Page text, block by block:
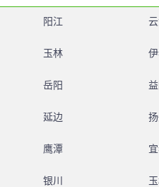
阳江
玉林
岳阳
延边
鹰潭
银川